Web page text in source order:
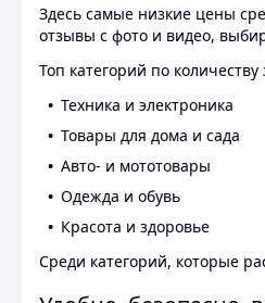
Здесь самые низкие цены
отзывы с фото и видео,
Топ категорий по количеству
Техника и электроника
Товары для дома и сада
Авто- и мототовары
Одежда и обувь
Красота и здоровье
Среди категорий, которые